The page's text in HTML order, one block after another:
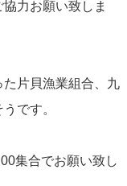
力お願い致しま
片貝漁業組合、九
です。
集合でお願い致し